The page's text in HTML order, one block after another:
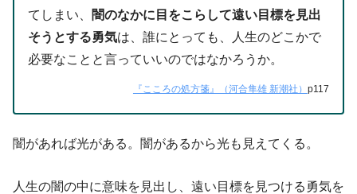
てしまい、
闇のなかに目をこらして遠い目標を見出
そうとする勇気は、誰にとっても、人生のどこかで
必要なことと言っていいのではなかろうか。
『こころの処方箋』（河合隼雄 新潮社） p117
闇があれば光がある。闇があるから光も見えてくる。
人生の闇の中に意味を見出し、遠い目標を見つける勇気を